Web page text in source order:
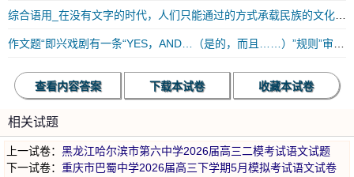
查看内容答案 下载本试卷 收藏本试卷
相关试题
上一试卷： 黑龙江哈尔滨市第六中学2026届高三二模考试语文试题
下一试卷： 重庆市巴蜀中学2026届高三下学期5月模拟考试语文试卷